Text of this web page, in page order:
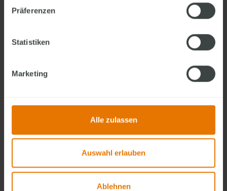
Präferenzen
Statistiken
Marketing
Alle zulassen
Auswahl erlauben
Ablehnen
Stunden entsteht – oder besichtigen Sie das fertiggestellte
Kundenhaus direkt vor Ort. Begleiten Sie die Hausmontage in
Ihrer Region gemeinsam mit Ihrem persönlichen Fachberater.
Den Bauablauf Schritt für Schritt mitverfolgen
Individuelle Fragen direkt vor Ort klären
Möglicher Richttermin:
MEDLEY 3.0 300 B
Ort:63549 Ronneburg
Datum:11.08.2026 – 17.08.2026